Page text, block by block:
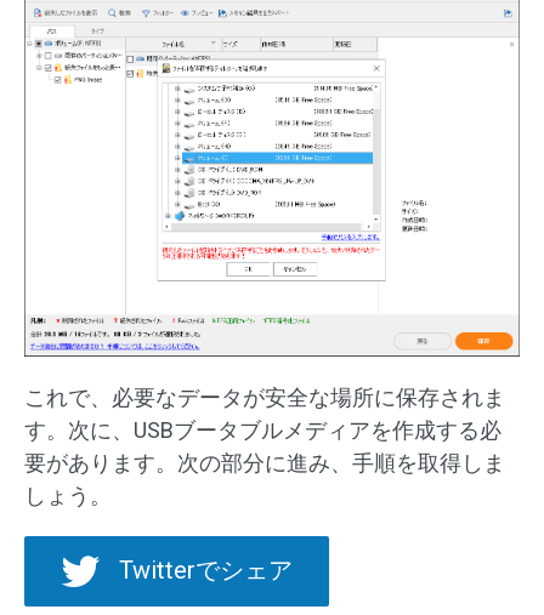
これで、必要なデータが安全な場所に保存されま
す。次に、USBブータブルメディアを作成する必
要があります。次の部分に進み、手順を取得しま
しょう。
Twitterでシェア